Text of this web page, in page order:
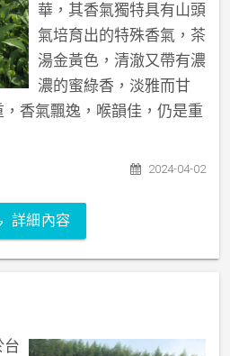
華，其香氣獨特具有山頭
氣培育出的特殊香氣，茶
湯金黃色，清澈又帶有濃
濃的蜜綠香，淡雅而甘
香氣飄逸，喉韻佳，仍是重
2024-04-02
詳細內容
台